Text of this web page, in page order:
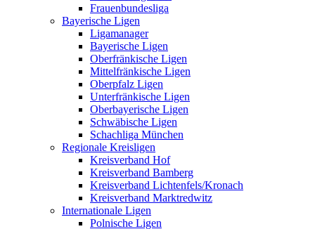
Frauenbundesliga
Bayerische Ligen
Ligamanager
Bayerische Ligen
Oberfränkische Ligen
Mittelfränkische Ligen
Oberpfalz Ligen
Unterfränkische Ligen
Oberbayerische Ligen
Schwäbische Ligen
Schachliga München
Regionale Kreisligen
Kreisverband Hof
Kreisverband Bamberg
Kreisverband Lichtenfels/Kronach
Kreisverband Marktredwitz
Internationale Ligen
Polnische Ligen